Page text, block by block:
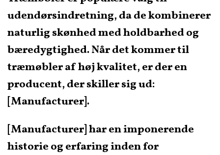
udendørsindretning, da de kombinerer
naturlig skønhed med holdbarhed og
bæredygtighed. Når det kommer til
træmøbler af høj kvalitet, er der en
producent, der skiller sig ud:
[Manufacturer].
[Manufacturer] har en imponerende
historie og erfaring inden for